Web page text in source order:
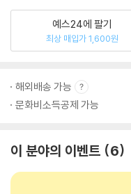
예스24에 팔기
최상 매입가 1,600원
해외배송 가능
문화비소득공제 가능
이 분야의 이벤트 6